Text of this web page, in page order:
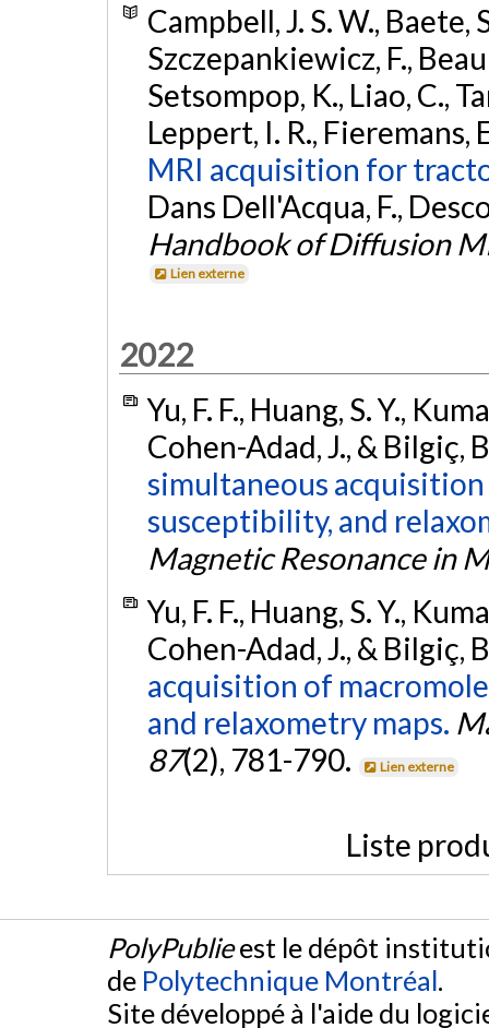
Campbell, J. S. W., Baete,
Szczepankiewicz, F.,
Setsompop, K., Liao, C.,
Leppert, I. R., Fieremans,
MRI acquisition for
Dans Dell'Acqua, F.,
Handbook of Diffusion
Lien externe
2022
Yu, F. F., Huang, S. Y.,
Cohen-Adad, J., & Bilgiç,
simultaneous
susceptibility, and
Magnetic Resonance in
Yu, F. F., Huang, S. Y.,
Cohen-Adad, J., & Bilgiç,
acquisition of
and relaxometry maps.
87(2), 781-790. Lien externe
Liste
PolyPublieest le dépôt
de Polytechnique Montréal.
Site développé à l'aide du